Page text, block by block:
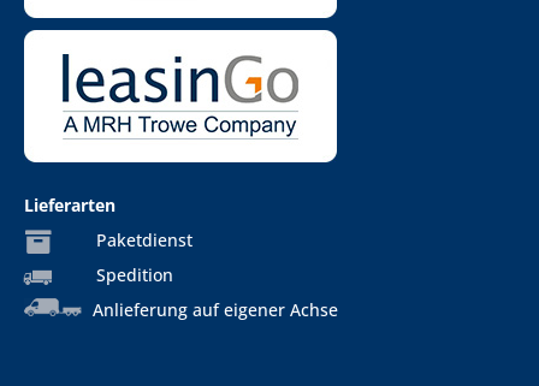
Lieferarten
Paketdienst
Spedition
Anlieferung auf eigener Achse